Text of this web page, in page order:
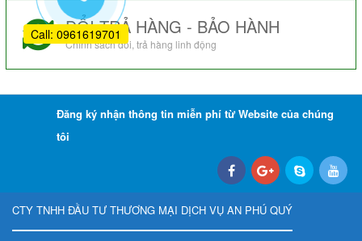
ĐỔI TRẢ HÀNG - BẢO HÀNH
Chính sách đổi, trả hàng linh động
Đăng ký nhận thông tin miễn phí từ Website của chúng
tôi
CTY TNHH ĐẦU TƯ THƯƠNG MẠI DỊCH VỤ AN PHÚ QUÝ
Call: 0961619701